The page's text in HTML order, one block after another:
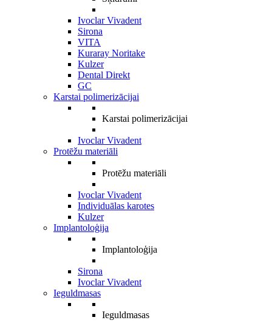
Ivoclar Vivadent
Sirona
VITA
Kuraray Noritake
Kulzer
Dental Direkt
GC
Karstai polimerizācijai
Karstai polimerizācijai
Ivoclar Vivadent
Protēžu materiāli
Protēžu materiāli
Ivoclar Vivadent
Individuālas karotes
Kulzer
Implantoloģija
Implantoloģija
Sirona
Ivoclar Vivadent
Ieguldmasas
Ieguldmasas